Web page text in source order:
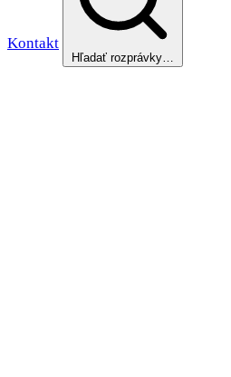
Kontakt
Hľadať rozprávky…